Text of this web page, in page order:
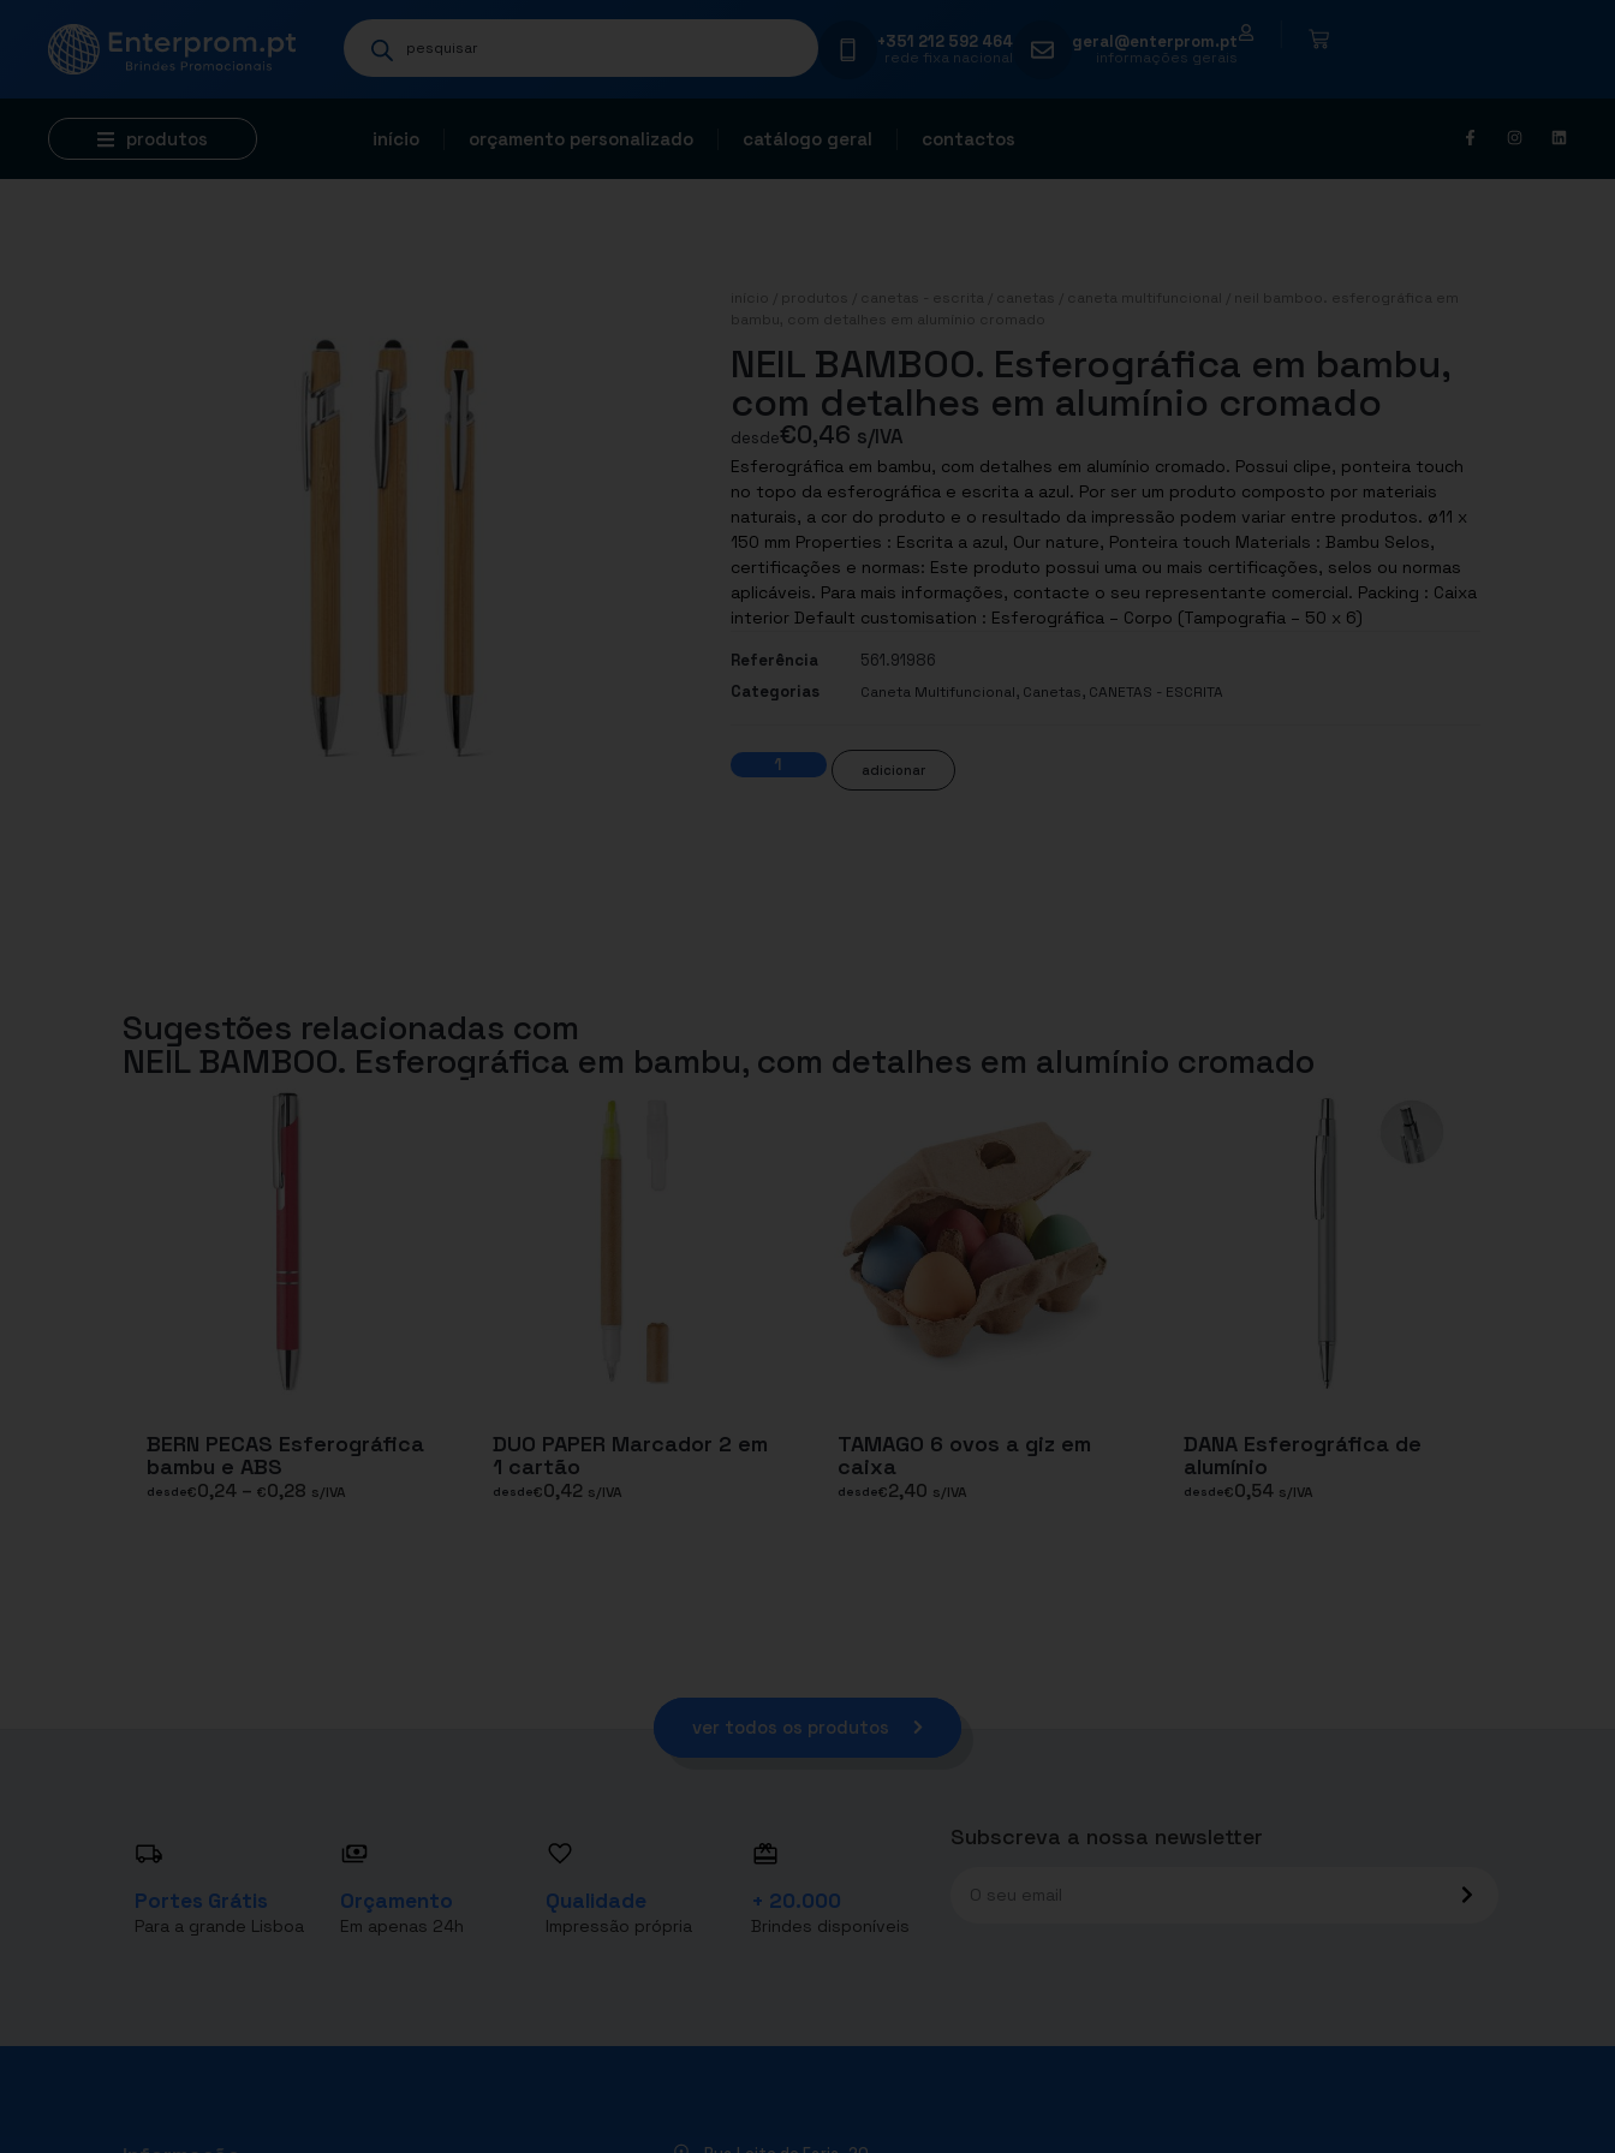
+351 212 592 464
rede fixa nacional
geral@enterprom.pt
informações gerais
produtos início orçamento personalizado catálogo geral contactos
início produtos canetas - escrita canetas caneta multifuncional
/ neil bamboo. esferográfica em
bambu, com detalhes em alumínio cromado
NEIL BAMBOO. Esferográfica em bambu,
com detalhes em alumínio cromado
desde€0,46 s/IVA
Esferográfica em bambu, com detalhes em alumínio cromado. Possui clipe, ponteira touch
no topo da esferográfica e escrita a azul. Por ser um produto composto por materiais
naturais, a cor do produto e o resultado da impressão podem variar entre produtos. ø11 x
150 mm Properties : Escrita a azul, Our nature, Ponteira touch Materials : Bambu Selos,
certificações e normas: Este produto possui uma ou mais certificações, selos ou normas
aplicáveis. Para mais informações, contacte o seu representante comercial. Packing : Caixa
interior Default customisation : Esferográfica – Corpo (Tampografia – 50 x 6)
Referência
561.91986
Categorias
Caneta Multifuncional, Canetas, CANETAS - ESCRITA
adicionar
Sugestões relacionadas com
NEIL BAMBOO. Esferográfica em bambu, com detalhes em alumínio cromado
BERN PECAS Esferográfica
bambu e ABS
desde€0,24 – €0,28 s/IVA
DUO PAPER Marcador 2 em
1 cartão
desde€0,42 s/IVA
TAMAGO 6 ovos a giz em
caixa
desde€2,40 s/IVA
DANA Esferográfica de
alumínio
desde€0,54 s/IVA
ver todos os produtos
Portes Grátis
Para a grande Lisboa
Orçamento
Em apenas 24h
Qualidade
Impressão própria
+ 20.000
Brindes disponíveis
Subscreva a nossa newsletter